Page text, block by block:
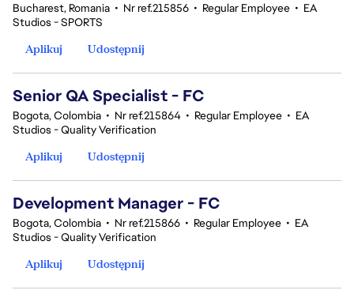
Bucharest, Romania • Nr ref.215856 • Regular Employee • EA
Studios - SPORTS
Aplikuj
Udostępnij
Senior QA Specialist - FC
Bogota, Colombia • Nr ref.215864 • Regular Employee • EA
Studios - Quality Verification
Aplikuj
Udostępnij
Development Manager - FC
Bogota, Colombia • Nr ref.215866 • Regular Employee • EA
Studios - Quality Verification
Aplikuj
Udostępnij